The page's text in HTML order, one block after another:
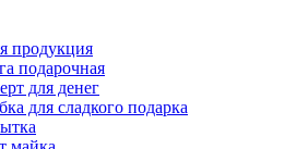
продукция
подарочная
для денег
для сладкого подарка